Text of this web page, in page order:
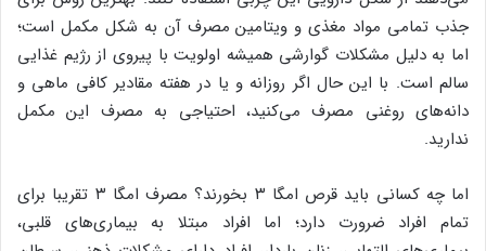
جذب تمامی مواد مغذی و ویتامین مصرف آن به شکل مکمل است؛
اما به دلیل مشکلات گوارشی همیشه اولویت با پیروی از رژیم غذایی
سالم است. با این حال اگر روزانه و یا در هفته مقادیر کافی ماهی و
دانه‌های روغنی مصرف می‌کنید، احتیاجی به مصرف این مکمل
ندارید.
اما چه کسانی باید قرص امگا ۳ بخورند؟ مصرف امگا ۳ تقریبا برای
تمام افراد ضرورت دارد؛ اما افراد مبتلا به بیماری‌های قلبی،